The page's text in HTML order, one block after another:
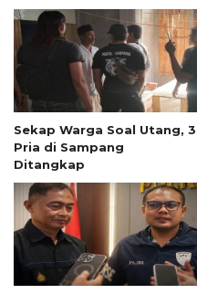
Sekap Warga Soal Utang, 3
Pria di Sampang
Ditangkap